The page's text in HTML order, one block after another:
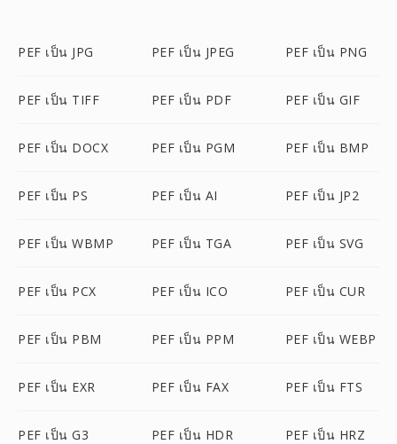
PEF เป็น JPG PEF เป็น JPEG PEF เป็น PNG
PEF เป็น TIFF PEF เป็น PDF PEF เป็น GIF
PEF เป็น DOCX PEF เป็น PGM PEF เป็น BMP
PEF เป็น PS PEF เป็น AI PEF เป็น JP2
PEF เป็น WBMP PEF เป็น TGA PEF เป็น SVG
PEF เป็น PCX PEF เป็น ICO PEF เป็น CUR
PEF เป็น PBM PEF เป็น PPM PEF เป็น WEBP
PEF เป็น EXR PEF เป็น FAX PEF เป็น FTS
PEF เป็น G3 PEF เป็น HDR PEF เป็น HRZ